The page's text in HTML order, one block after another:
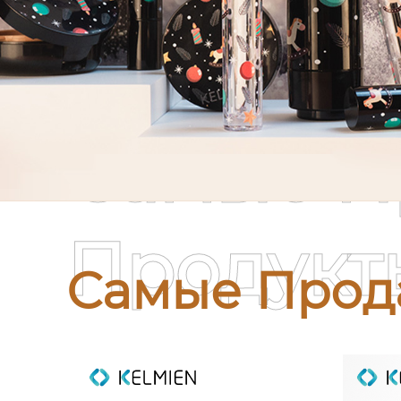
Самые
Самые